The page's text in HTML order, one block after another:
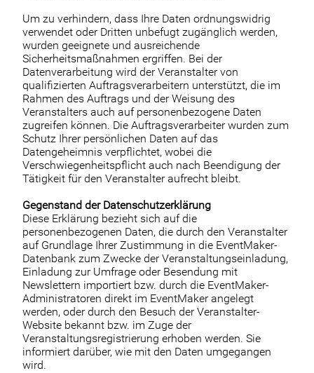
Um zu verhindern, dass Ihre Daten ordnungswidrig
verwendet oder Dritten unbefugt zugänglich werden,
wurden geeignete und ausreichende
Sicherheitsmaßnahmen ergriffen. Bei der
Datenverarbeitung wird der Veranstalter von
qualifizierten Auftragsverarbeitern unterstützt, die im
Rahmen des Auftrags und der Weisung des
Veranstalters auch auf personenbezogene Daten
zugreifen können. Die Auftragsverarbeiter wurden zum
Schutz Ihrer persönlichen Daten auf das
Datengeheimnis verpflichtet, wobei die
Verschwiegenheitspflicht auch nach Beendigung der
Tätigkeit für den Veranstalter aufrecht bleibt.
Gegenstand der Datenschutzerklärung
Diese Erklärung bezieht sich auf die
personenbezogenen Daten, die durch den Veranstalter
auf Grundlage Ihrer Zustimmung in die EventMaker-
Datenbank zum Zwecke der Veranstaltungseinladung,
Einladung zur Umfrage oder Besendung mit
Newslettern importiert bzw. durch die EventMaker-
Administratoren direkt im EventMaker angelegt
werden, oder durch den Besuch der Veranstalter-
Website bekannt bzw. im Zuge der
Veranstaltungsregistrierung erhoben werden. Sie
informiert darüber, wie mit den Daten umgegangen
wird.